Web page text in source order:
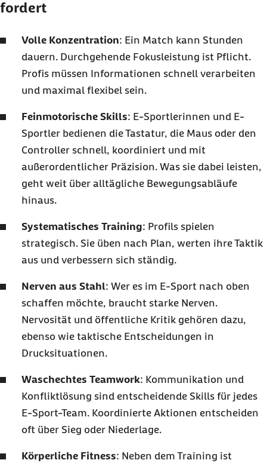
fordert
Volle Konzentration: Ein Match kann Stunden
dauern. Durchgehende Fokusleistung ist Pflicht.
Profis müssen Informationen schnell verarbeiten
und maximal flexibel sein.
Feinmotorische Skills: E-Sportlerinnen und E-
Sportler bedienen die Tastatur, die Maus oder den
Controller schnell, koordiniert und mit
außerordentlicher Präzision. Was sie dabei leisten,
geht weit über alltägliche Bewegungsabläufe
hinaus.
Systematisches Training: Profils spielen
strategisch. Sie üben nach Plan, werten ihre Taktik
aus und verbessern sich ständig.
Nerven aus Stahl: Wer es im E-Sport nach oben
schaffen möchte, braucht starke Nerven.
Nervosität und öffentliche Kritik gehören dazu,
ebenso wie taktische Entscheidungen in
Drucksituationen.
Waschechtes Teamwork: Kommunikation und
Konfliktlösung sind entscheidende Skills für jedes
E-Sport-Team. Koordinierte Aktionen entscheiden
oft über Sieg oder Niederlage.
Körperliche Fitness: Neben dem Training ist